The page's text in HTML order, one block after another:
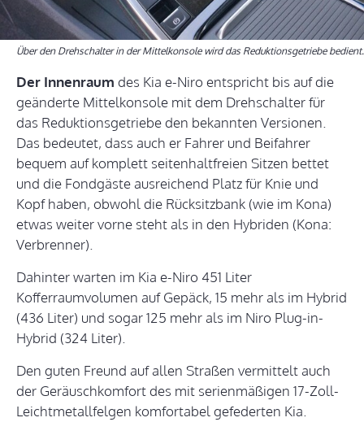
Über den Drehschalter in der Mittelkonsole wird das Reduktionsgetriebe bedient.
Der Innenraum des Kia e-Niro entspricht bis auf die
geänderte Mittelkonsole mit dem Drehschalter für
das Reduktionsgetriebe den bekannten Versionen.
Das bedeutet, dass auch er Fahrer und Beifahrer
bequem auf komplett seitenhaltfreien Sitzen bettet
und die Fondgäste ausreichend Platz für Knie und
Kopf haben, obwohl die Rücksitzbank (wie im Kona)
etwas weiter vorne steht als in den Hybriden (Kona:
Verbrenner).
Dahinter warten im Kia e-Niro 451 Liter
Kofferraumvolumen auf Gepäck, 15 mehr als im Hybrid
(436 Liter) und sogar 125 mehr als im Niro Plug-in-
Hybrid (324 Liter).
Den guten Freund auf allen Straßen vermittelt auch
der Geräuschkomfort des mit serienmäßigen 17-Zoll-
Leichtmetallfelgen komfortabel gefederten Kia.